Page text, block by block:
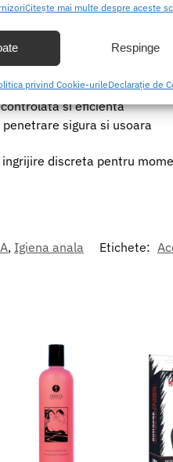
dispozitivelor pe baza informațiilor
solicitate în mod activ.
prevenirea și detectarea
opțiunile de
Citește mai multe despre aceste
Respinge
privind Cookie-urileDeclarație de
Chisa Black Mont
si usor de curatat
si usurinta in utilizare
si eficienta
sigura si usoara
discreta pentru
, Igiena anala Etichete: